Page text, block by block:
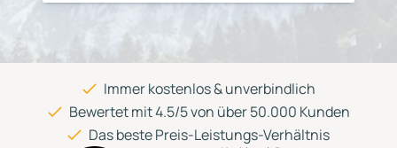
Immer kostenlos & unverbindlich
Bewertet mit 4.5/5 von über 50.000 Kunden
Das beste Preis-Leistungs-Verhältnis